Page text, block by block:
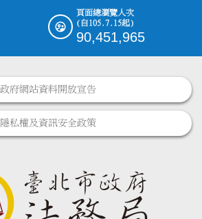
頁面總瀏覽人次
(自105.7.15起)
90,451,965
政府網站資料開放宣告
隱私權及資訊安全政策